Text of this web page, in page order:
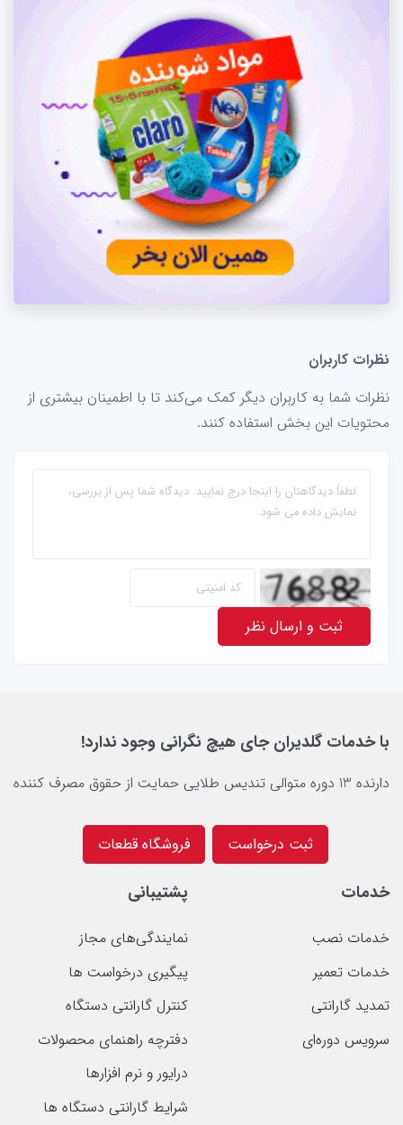
نظرات کاربران
نظرات شما به کاربران دیگر کمک می‌کند تا با اطمینان بیشتری از
محتویات این بخش استفاده کنند.
ثبت و ارسال نظر
با خدمات گلدیران جای هیچ نگرانی وجود ندارد!
دارنده 13 دوره متوالی تندیس طلایی حمایت از حقوق مصرف کننده
ثبت درخواست فروشگاه قطعات
خدمات
خدمات نصب
خدمات تعمیر
تمدید گارانتی
سرویس دوره‌ای
پشتیبانی
نمایندگی‌های مجاز
پیگیری درخواست ها
کنترل گارانتی دستگاه
دفترچه راهنمای محصولات
درایور و نرم افزارها
شرایط گارانتی دستگاه ها